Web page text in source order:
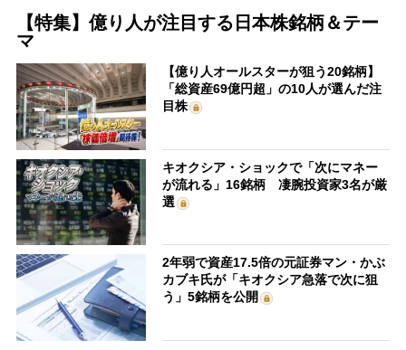
【特集】億り人が注目する日本株銘柄＆テー
マ
【億り人オールスターが狙う20銘柄】
「総資産69億円超」の10人が選んだ注
目株
キオクシア・ショックで「次にマネー
が流れる」16銘柄 凄腕投資家3名が厳
選
2年弱で資産17.5倍の元証券マン・かぶ
カブキ氏が「キオクシア急落で次に狙
う」5銘柄を公開